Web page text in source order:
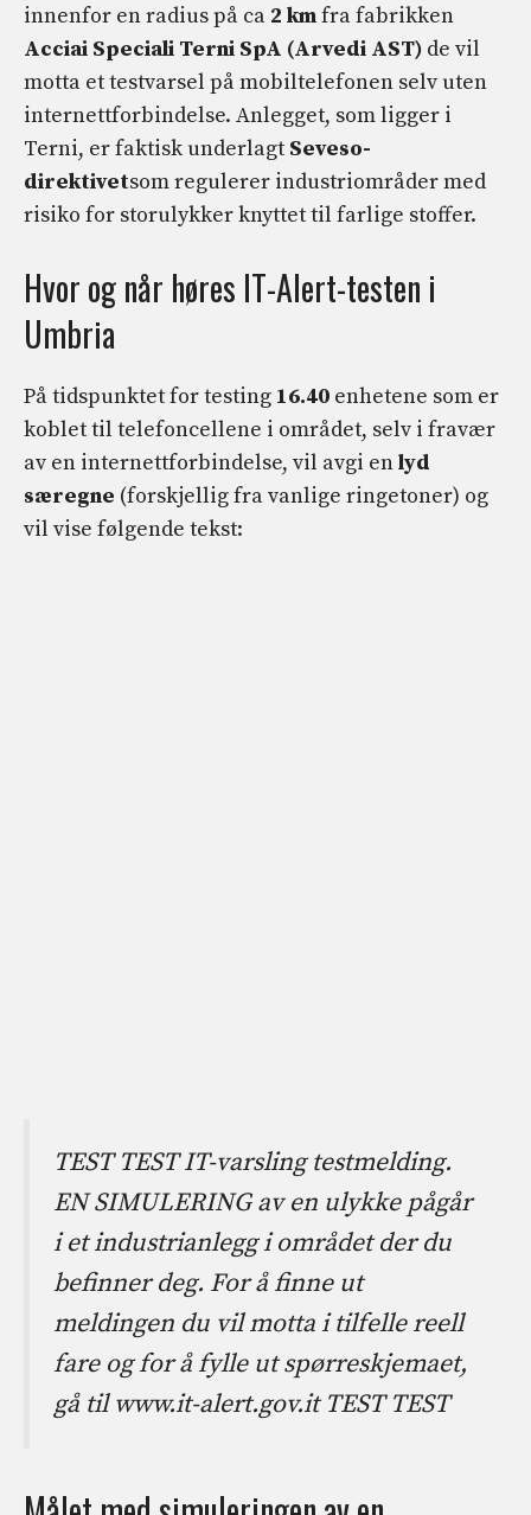
innenfor en radius på ca 2 kmfra fabrikken
Acciai Speciali Terni SpA (Arvedi AST) de vil
motta et testvarsel på mobiltelefonen selv uten
internettforbindelse. Anlegget, som ligger i
Terni, er faktisk underlagt Seveso-
direktivetsom regulerer industriområder med
risiko for storulykker knyttet til farlige stoffer.
Hvor og når høres IT-Alert-testen i
Umbria
På tidspunktet for testing 16.40 enhetene som er
koblet til telefoncellene i området, selv i fravær
av en internettforbindelse, vil avgi enlyd
særegne (forskjellig fra vanlige ringetoner) og
vil vise følgende tekst:
TEST TEST IT-varsling testmelding.
EN SIMULERING av en ulykke pågår
i et industrianlegg i området der du
befinner deg. For å finne ut
meldingen du vil motta i tilfelle reell
fare og for å fylle ut spørreskjemaet,
gå til www.it-alert.gov.it TEST TEST